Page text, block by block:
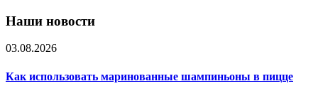
Наши новости
03.08.2026
Как использовать маринованные шампиньоны в пицце